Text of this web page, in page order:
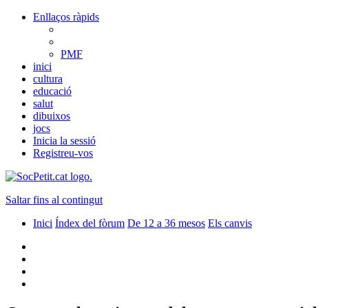
Enllaços ràpids
PMF
inici
cultura
educació
salut
dibuixos
jocs
Inicia la sessió
Registreu-vos
Saltar fins al contingut
Inici Índex del fòrum De 12 a 36 mesos Els canvis